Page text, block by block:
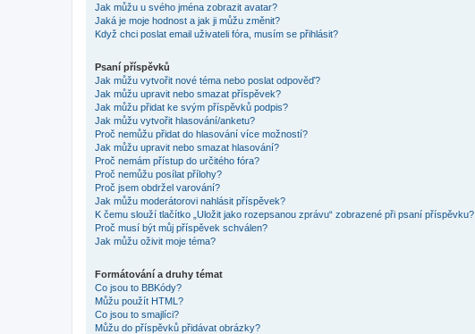
Jak můžu u svého jména zobrazit avatar?
Jaká je moje hodnost a jak ji můžu změnit?
Když chci poslat email uživateli fóra, musím se přihlásit?
Psaní příspěvků
Jak můžu vytvořit nové téma nebo poslat odpověď?
Jak můžu upravit nebo smazat příspěvek?
Jak můžu přidat ke svým příspěvků podpis?
Jak můžu vytvořit hlasování/anketu?
Proč nemůžu přidat do hlasování více možností?
Jak můžu upravit nebo smazat hlasování?
Proč nemám přístup do určitého fóra?
Proč nemůžu posílat přílohy?
Proč jsem obdržel varování?
Jak můžu moderátorovi nahlásit příspěvek?
K čemu slouží tlačítko „Uložit jako rozepsanou zprávu“ zobrazené při psaní příspěvku?
Proč musí být můj příspěvek schválen?
Jak můžu oživit moje téma?
Formátování a druhy témat
Co jsou to BBKódy?
Můžu použít HTML?
Co jsou to smajlíci?
Můžu do příspěvků přidávat obrázky?